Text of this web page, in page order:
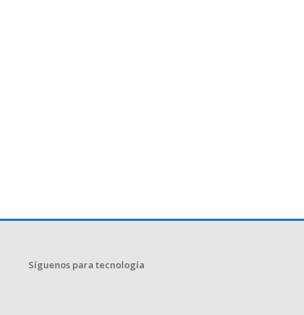
Síguenos para tecnología